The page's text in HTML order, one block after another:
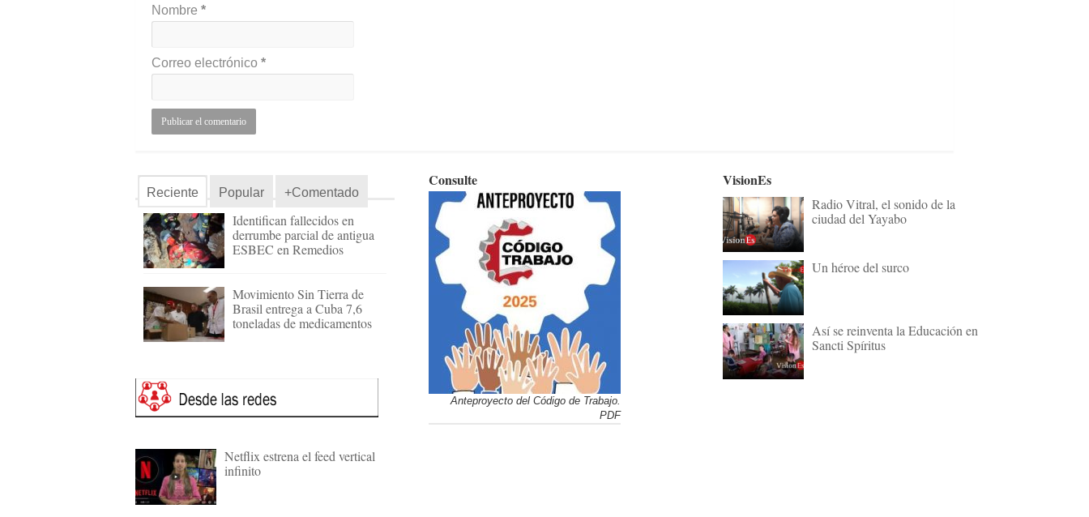
Nombre *
Correo electrónico *
Reciente Popular +Comentado
Identifican fallecidos en
derrumbe parcial de antigua
ESBEC en Remedios
Movimiento Sin Tierra de
Brasil entrega a Cuba 7,6
toneladas de medicamentos
Netflix estrena el feed vertical
infinito
Consulte
Anteproyecto del Código de Trabajo.
PDF
VisionEs
Radio Vitral, el sonido de la
ciudad del Yayabo
Un héroe del surco
Así se reinventa la Educación en
Sancti Spíritus